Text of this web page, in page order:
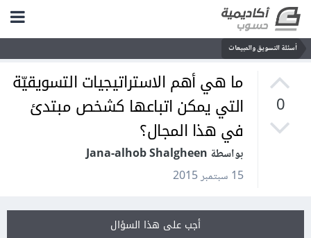
أسئلة التسويق والمبيعات
0
ما هي أهم الاستراتيجيات التسويقيّة
التي يمكن اتباعها كشخص مبتدئ
في هذا المجال؟
بواسطة Jana-alhob Shalgheen
15 سبتمبر 2015
أجب على هذا السؤال